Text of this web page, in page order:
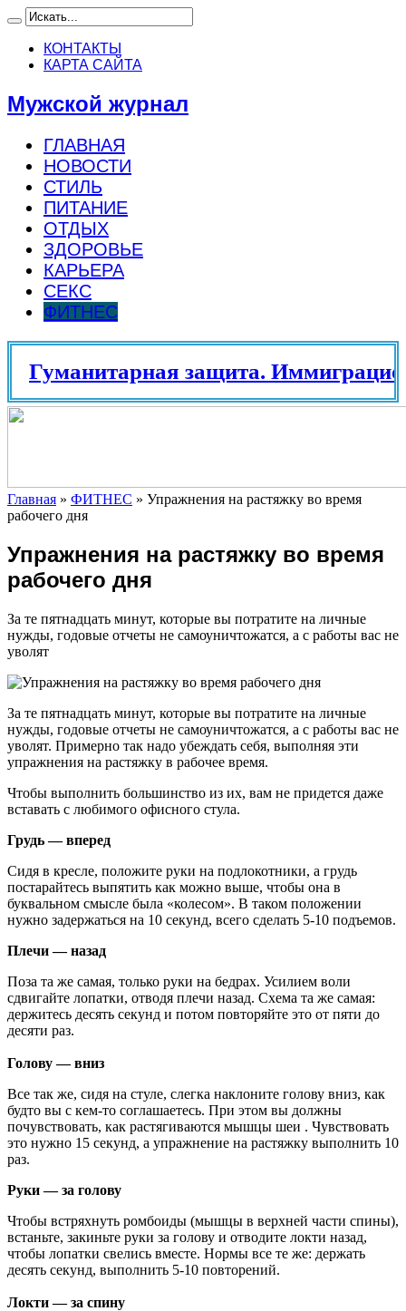
КОНТАКТЫ
КАРТА САЙТА
Мужской журнал
ГЛАВНАЯ
НОВОСТИ
СТИЛЬ
ПИТАНИЕ
ОТДЫХ
ЗДОРОВЬЕ
КАРЬЕРА
СЕКС
ФИТНЕС
Гуманитарная защита.
Главная » ФИТНЕС » Упражнения на растяжку во время
рабочего дня
Упражнения на растяжку во время
рабочего дня
За те пятнадцать минут, которые вы потратите на личные
нужды, годовые отчеты не самоуничтожатся, а с работы вас не
уволят
За те пятнадцать минут, которые вы потратите на личные
нужды, годовые отчеты не самоуничтожатся, а с работы вас не
уволят. Примерно так надо убеждать себя, выполняя эти
упражнения на растяжку в рабочее время.
Чтобы выполнить большинство из их, вам не придется даже
вставать с любимого офисного стула.
Грудь — вперед
Сидя в кресле, положите руки на подлокотники, а грудь
постарайтесь выпятить как можно выше, чтобы она в
буквальном смысле была «колесом». В таком положении
нужно задержаться на 10 секунд, всего сделать 5-10 подъемов.
Плечи — назад
Поза та же самая, только руки на бедрах. Усилием воли
сдвигайте лопатки, отводя плечи назад. Схема та же самая:
держитесь десять секунд и потом повторяйте это от пяти до
десяти раз.
Голову — вниз
Все так же, сидя на стуле, слегка наклоните голову вниз, как
будто вы с кем-то соглашаетесь. При этом вы должны
почувствовать, как растягиваются мышцы шеи . Чувствовать
это нужно 15 секунд, а упражнение на растяжку выполнить 10
раз.
Руки — за голову
Чтобы встряхнуть ромбоиды (мышцы в верхней части спины),
встаньте, закиньте руки за голову и отводите локти назад,
чтобы лопатки свелись вместе. Нормы все те же: держать
десять секунд, выполнить 5-10 повторений.
Локти — за спину